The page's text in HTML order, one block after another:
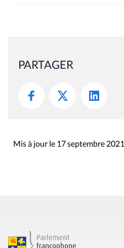
PARTAGER
Mis à jour le 17 septembre 2021